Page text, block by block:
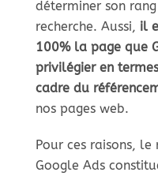
déterminer son
recherche. Aussi, il
100% la page que
privilégier en
cadre du
nos pages web.
Pour ces raisons, le
Google Ads